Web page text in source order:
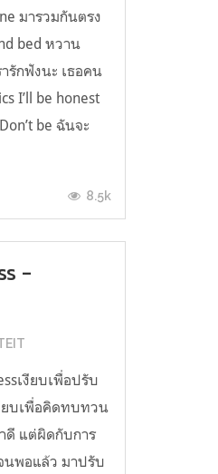
มารวมกันตรง
bed หวาน
รักฟังนะ เธอคน
I’ll be honest
be ฉันจะ
8.5k
-
เงียบเพื่อปรับ
ยบเพื่อคิดทบทวน
ดี แต่ผิดกับการ
นพอแล้ว มาปรับ